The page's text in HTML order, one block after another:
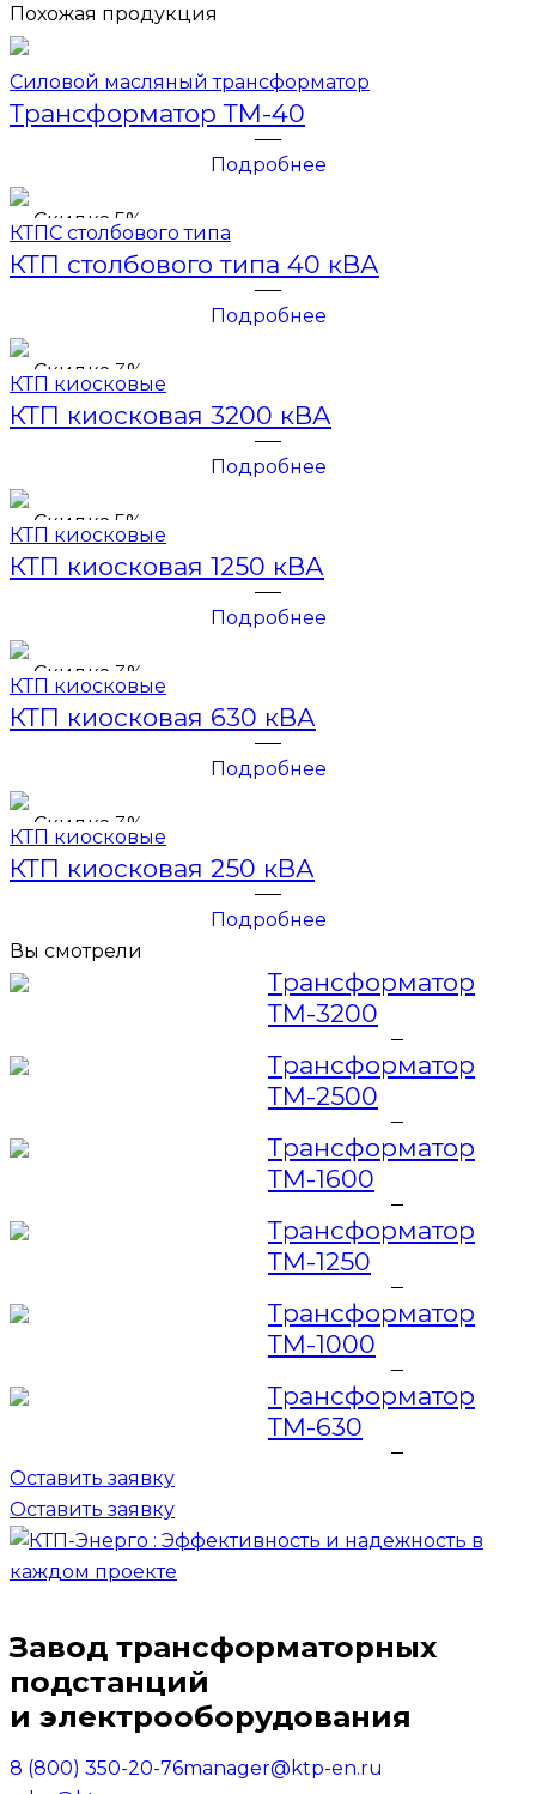
Похожая продукция
Силовой масляный трансформатор
Трансформатор ТМ-40
Подробнее
Скидка 5%
КТПС столбового типа
КТП столбового типа 40 кВА
Подробнее
Скидка 3%
КТП киосковые
КТП киосковая 3200 кВА
Подробнее
Скидка 5%
КТП киосковые
КТП киосковая 1250 кВА
Подробнее
Скидка 3%
КТП киосковые
КТП киосковая 630 кВА
Подробнее
Скидка 3%
КТП киосковые
КТП киосковая 250 кВА
Подробнее
Вы смотрели
Трансформатор
ТМ-3200
Трансформатор
ТМ-2500
Трансформатор
ТМ-1600
Трансформатор
ТМ-1250
Трансформатор
ТМ-1000
Трансформатор
ТМ-630
Оставить заявку
Оставить заявку
Завод трансформаторных
подстанций
и электрооборудования
8 (800) 350-20-76manager@ktp-en.ru